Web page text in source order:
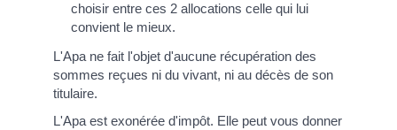
choisir entre ces 2 allocations celle qui lui
convient le mieux.
L'Apa ne fait l'objet d'aucune récupération des
sommes reçues ni du vivant, ni au décès de son
titulaire.
L'Apa est exonérée d'impôt. Elle peut vous donner